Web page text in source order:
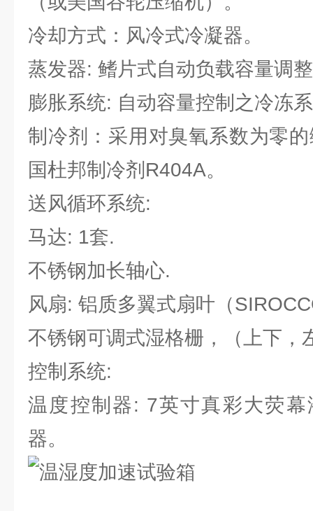
冷却方式：风冷式冷凝器。
蒸发器: 鳍片式自动负载容量调
膨胀系统: 自动容量控制之冷冻
制冷剂：采用对臭氧系数为零
国杜邦制冷剂R404A。
送风循环系统:
马达: 1套.
不锈钢加长轴心.
风扇: 铝质多翼式扇叶（
不锈钢可调式湿格栅，（上下，
控制系统:
温度控制器: 7英寸真彩大荧
器。